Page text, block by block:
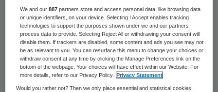
aan het maatschappelijk vertrouwen in de
zorg: dat is waar de Governancecode Zorg
2017 voor staat.
Sinds 1 januari 2017 is de code van kracht
en geldt die als lidmaatschapsverplichting
We and our887 partners store and access personal data, like browsing data
or unique identifiers, on your device. Selecting I Accept enables tracking
technologies to support the purposes shown under we and our partners
process data to provide. Selecting Reject All or withdrawing your consent will
disable them. If trackers are disabled, some content and ads you see may not
be as relevant to you. You can resurface this menu to change your choices or
withdraw consent at any time by clicking the Manage Preferences link on the
bottom of the webpage. Your choices will have effect within our Website. For
more details, refer to our Privacy Policy.
Privacy Statement
Would you rather not? Then we only place essential and statistical cookies,